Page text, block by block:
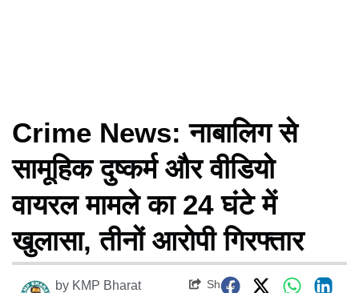
Crime News: नाबालिग से
सामूहिक दुष्कर्म और वीडियो
वायरल मामले का 24 घंटे में
खुलासा, तीनों आरोपी गिरफ्तार
by KMP Bharat
Share